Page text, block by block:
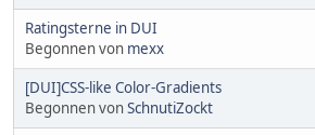
Ratingsterne in DUI
Begonnen von mexx
[DUI]CSS-like Color-Gradients
Begonnen vonSchnutiZockt